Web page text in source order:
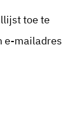
toe te
e-mailadres